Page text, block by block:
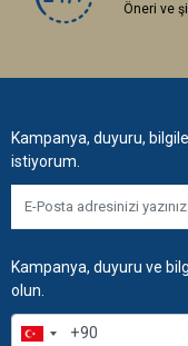
Öneri ve
Kampanya, duyuru,
istiyorum.
Kampanya, duyuru ve
olun.